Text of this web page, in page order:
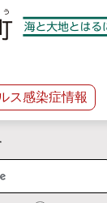
ス感染症情報